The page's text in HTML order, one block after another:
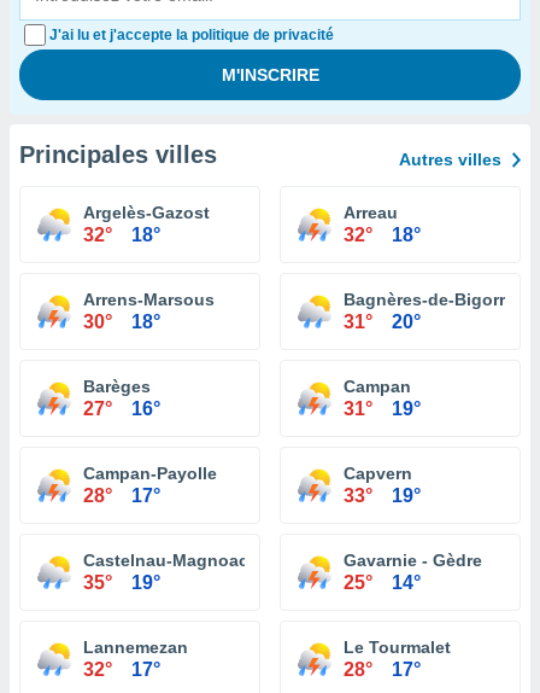
J'ai lu et j'accepte la politique de privacité
Principales villes Autres villes
Argelès-Gazost
32° 18°
Arreau
32° 18°
Arrens-Marsous
30° 18°
Bagnères-de-Bigorre
31° 20°
Barèges
27° 16°
Campan
31° 19°
Campan-Payolle
28° 17°
Capvern
33° 19°
Castelnau-Magnoac
35° 19°
Gavarnie - Gèdre
25° 14°
Lannemezan
32° 17°
Le Tourmalet
28° 17°